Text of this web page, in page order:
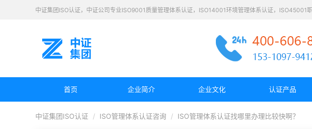
中证集团ISO认证，中证公司专业ISO9001质量管理体系认证，ISO14001环境管理体系认证，ISO45001
首页 企业简介 企业文化 认证产品
中证集团ISO认证 ISO管理体系认证咨询 ISO管理体系认证找哪里办理比较快啊？